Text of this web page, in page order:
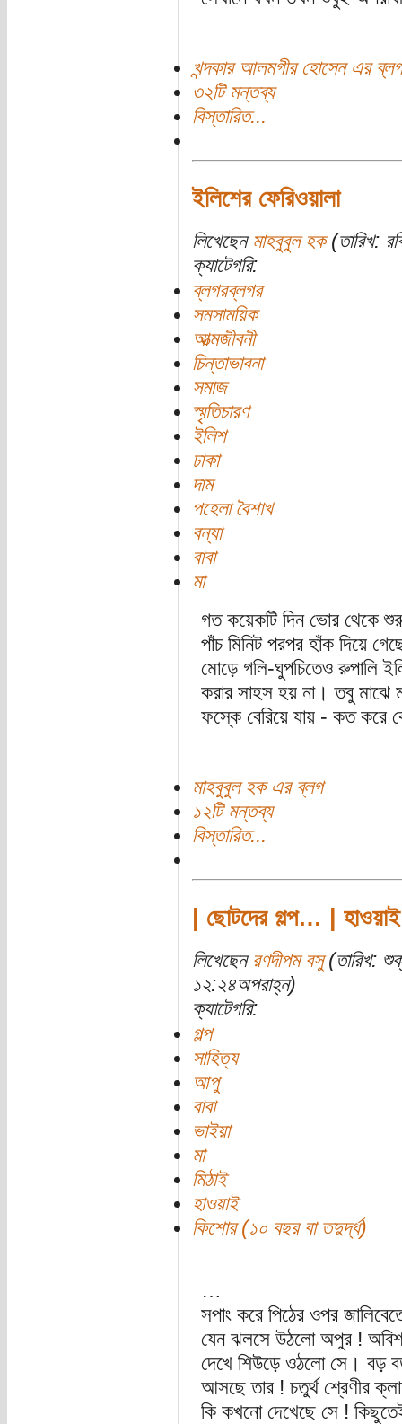
খন্দকার আলমগীর হোসেন এর ব্লগ
৩২টি মন্তব্য
বিস্তারিত...
ইলিশের ফেরিওয়ালা
লিখেছেন মাহবুবুল হক(তারিখ:
ক্যাটেগরি:
ব্লগরব্লগর
সমসাময়িক
আত্মজীবনী
চিন্তাভাবনা
সমাজ
স্মৃতিচারণ
ইলিশ
ঢাকা
দাম
পহেলা বৈশাখ
বন্যা
বাবা
মা
গত কয়েকটি দিন ভোর থেকে শুরু
পাঁচ মিনিট পরপর হাঁক দিয়ে
মোড়ে গলি-ঘুপচিতেও রুপালি
করার সাহস হয় না। তবু মাঝে
ফস্কে বেরিয়ে যায় - কত করে
মাহবুবুল হক এর ব্লগ
১২টি মন্তব্য
বিস্তারিত...
| ছোটদের গল্প… |
লিখেছেন রণদীপম বসু(তারিখ:
১২:২৪অপরাহ্ন)
ক্যাটেগরি:
গল্প
সাহিত্য
আপু
বাবা
ভাইয়া
মা
মিঠাই
হাওয়াই
কিশোর (১০ বছর বা তদুর্দ্ধ)
…
সপাং করে পিঠের ওপর
যেন ঝলসে উঠলো অপুর !
দেখে শিউড়ে ওঠলো সে। বড়
আসছে তার ! চতুর্থ শ্রেণীর
কি কখনো দেখেছে সে !